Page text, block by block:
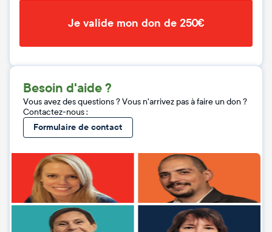
Je valide mon don de 250€
Besoin d'aide ?
Vous avez des questions ? Vous n'arrivez pas à faire un don ?
Contactez-nous :
Formulaire de contact